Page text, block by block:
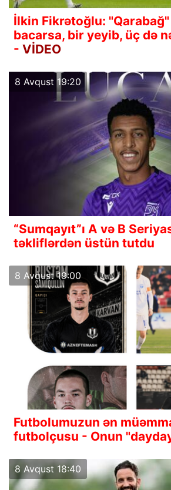
İlkin Fikrətoğlu:
bacarsa, bir yeyib, üç də
- VİDEO
8 Avqust 19:20
“Sumqayıt”ı A və B
təkliflərdən üstün tutdu
8 Avqust 19:00
Futbolumuzun ən
futbolçusu - Onun
8 Avqust 18:40